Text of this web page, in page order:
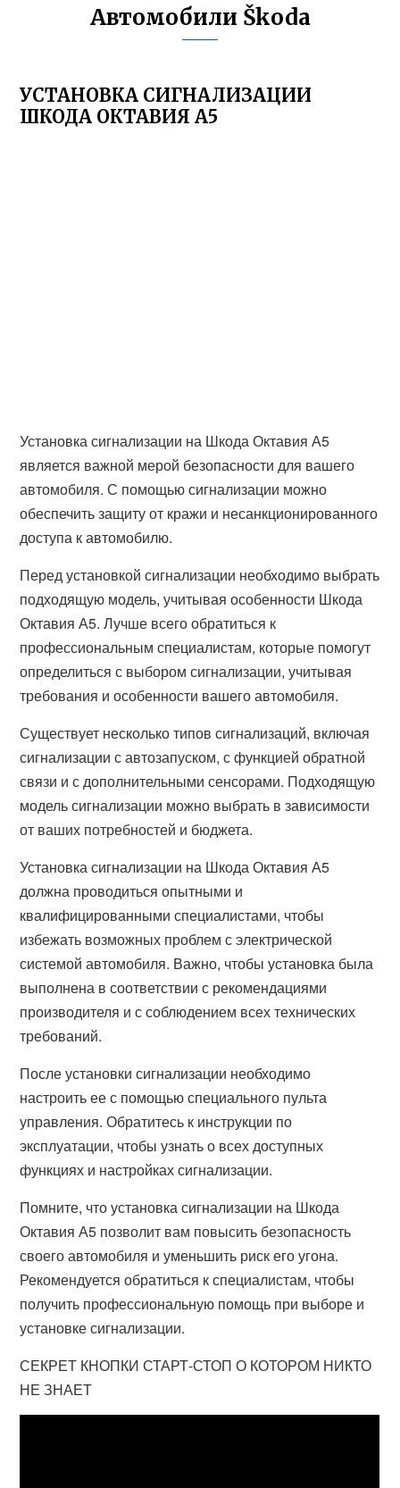
Автомобили Škoda
УСТАНОВКА СИГНАЛИЗАЦИИ
ШКОДА ОКТАВИЯ А5
Установка сигнализации на Шкода Октавия А5
является важной мерой безопасности для вашего
автомобиля. С помощью сигнализации можно
обеспечить защиту от кражи и несанкционированного
доступа к автомобилю.
Перед установкой сигнализации необходимо выбрать
подходящую модель, учитывая особенности Шкода
Октавия А5. Лучше всего обратиться к
профессиональным специалистам, которые помогут
определиться с выбором сигнализации, учитывая
требования и особенности вашего автомобиля.
Существует несколько типов сигнализаций, включая
сигнализации с автозапуском, с функцией обратной
связи и с дополнительными сенсорами. Подходящую
модель сигнализации можно выбрать в зависимости
от ваших потребностей и бюджета.
Установка сигнализации на Шкода Октавия А5
должна проводиться опытными и
квалифицированными специалистами, чтобы
избежать возможных проблем с электрической
системой автомобиля. Важно, чтобы установка была
выполнена в соответствии с рекомендациями
производителя и с соблюдением всех технических
требований.
После установки сигнализации необходимо
настроить ее с помощью специального пульта
управления. Обратитесь к инструкции по
эксплуатации, чтобы узнать о всех доступных
функциях и настройках сигнализации.
Помните, что установка сигнализации на Шкода
Октавия А5 позволит вам повысить безопасность
своего автомобиля и уменьшить риск его угона.
Рекомендуется обратиться к специалистам, чтобы
получить профессиональную помощь при выборе и
установке сигнализации.
СЕКРЕТ КНОПКИ СТАРТ-СТОП О КОТОРОМ НИКТО
НЕ ЗНАЕТ